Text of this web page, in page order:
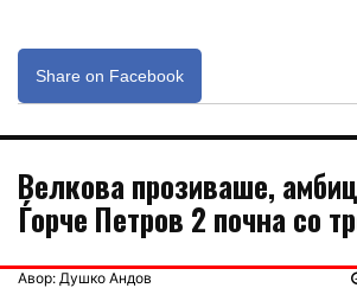
Share on Facebook
Велкова прозивашe,
Ѓорче Петров 2 почна со
Авор: Душко Андов